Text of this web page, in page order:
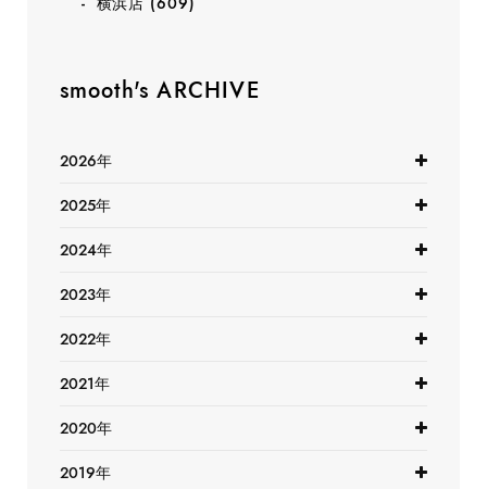
smooth's ARCHIVE
2026年
2025年
2024年
2023年
2022年
2021年
2020年
2019年